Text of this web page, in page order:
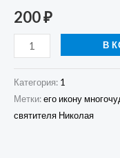
200₽
В
Категория: 1
Метки:его икону
святителя Николая